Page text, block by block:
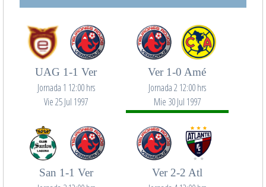
UAG 1-1 Ver
Jornada 1 12:00 hrs
Vie 25 Jul 1997
Ver 1-0 Amé
Jornada 2 12:00 hrs
Mie 30 Jul 1997
San 1-1 Ver Ver 2-2 Atl